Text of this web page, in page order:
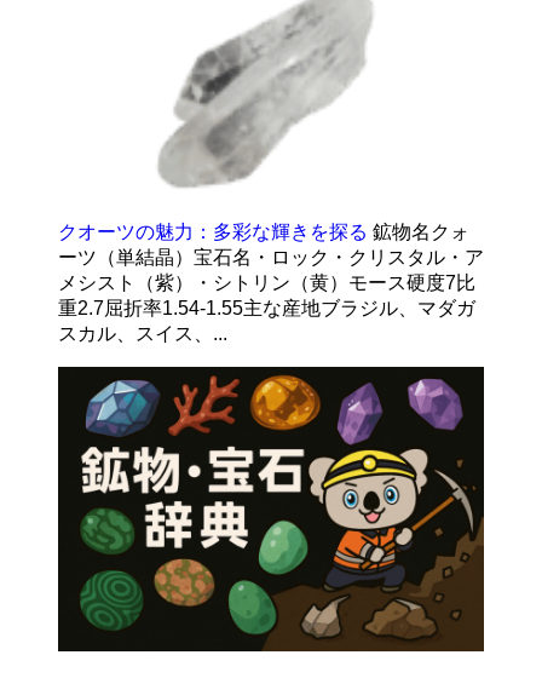
クオーツの魅力：多彩な輝きを探る 鉱物名クォ
ーツ（単結晶）宝石名・ロック・クリスタル・ア
メシスト（紫）・シトリン（黄）モース硬度7比
重2.7屈折率1.54-1.55主な産地ブラジル、マダガ
スカル、スイス、...